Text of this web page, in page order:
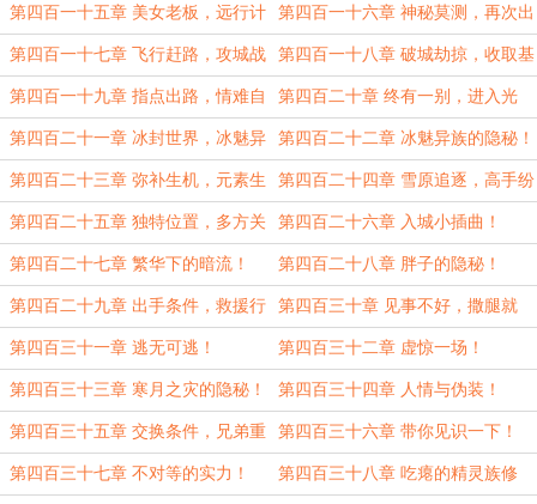
载！ 商！
第四百一十五章 美女老板，远行计
划！
第四百一十六章 神秘莫测，再次出
发！
第四百一十七章 飞行赶路，攻城战
斗！
第四百一十八章 破城劫掠，收取基
石！
第四百一十九章 指点出路，情难自
禁！
第四百二十章 终有一别，进入光
幕！
第四百二十一章 冰封世界，冰魅异
族！
第四百二十二章 冰魅异族的隐秘！
第四百二十三章 弥补生机，元素生
命！
第四百二十四章 雪原追逐，高手纷
至！
第四百二十五章 独特位置，多方关
注！
第四百二十六章 入城小插曲！
第四百二十七章 繁华下的暗流！ 第四百二十八章 胖子的隐秘！
第四百二十九章 出手条件，救援行
动！
第四百三十章 见事不好，撒腿就
跑！
第四百三十一章 逃无可逃！ 第四百三十二章 虚惊一场！
第四百三十三章 寒月之灾的隐秘！ 第四百三十四章 人情与伪装！
第四百三十五章 交换条件，兄弟重
逢！
第四百三十六章 带你见识一下！
第四百三十七章 不对等的实力！ 第四百三十八章 吃瘪的精灵族修